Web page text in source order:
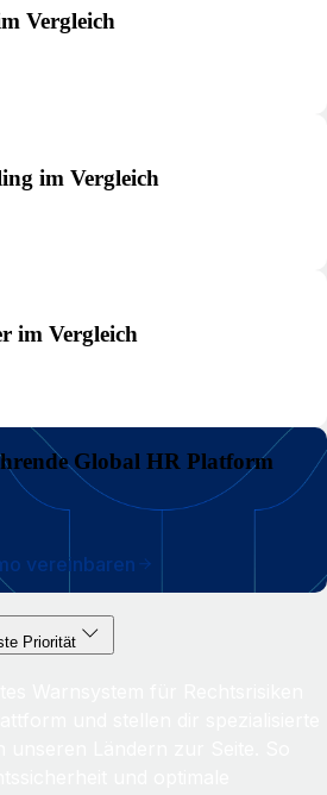
Vergleich
im Vergleich
im Vergleich
Global HR Platform
vereinbaren
Priorität